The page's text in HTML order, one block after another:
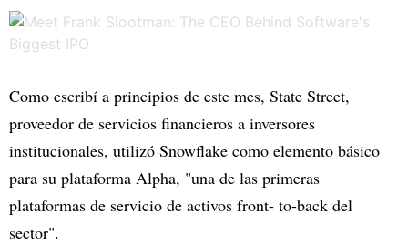
Como escribí a principios de este mes, State Street,
proveedor de servicios financieros a inversores
institucionales, utilizó Snowflake como elemento básico
para su plataforma Alpha, "una de las primeras
plataformas de servicio de activos front- to-back del
sector".